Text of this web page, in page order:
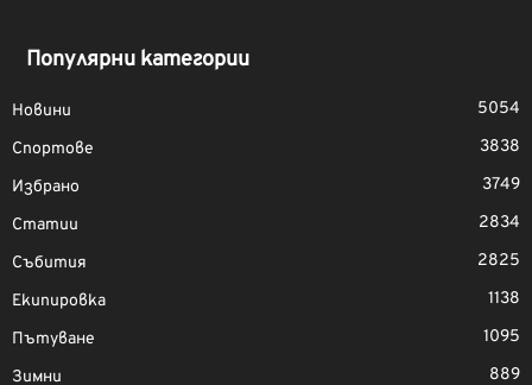
Популярни категории
Новини
5054
Спортове
3838
Избрано
3749
Статии
2834
Събития
2825
Екипировка
1138
Пътуване
1095
Зимни
889